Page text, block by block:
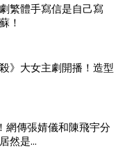
繁體手寫信是自己寫
！
》大女主劇開播！造型
網傳張婧儀和陳飛宇分
然是…